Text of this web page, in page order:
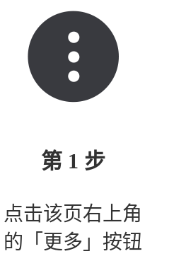
第 1 步
点击该页右上角
的「更多」按钮